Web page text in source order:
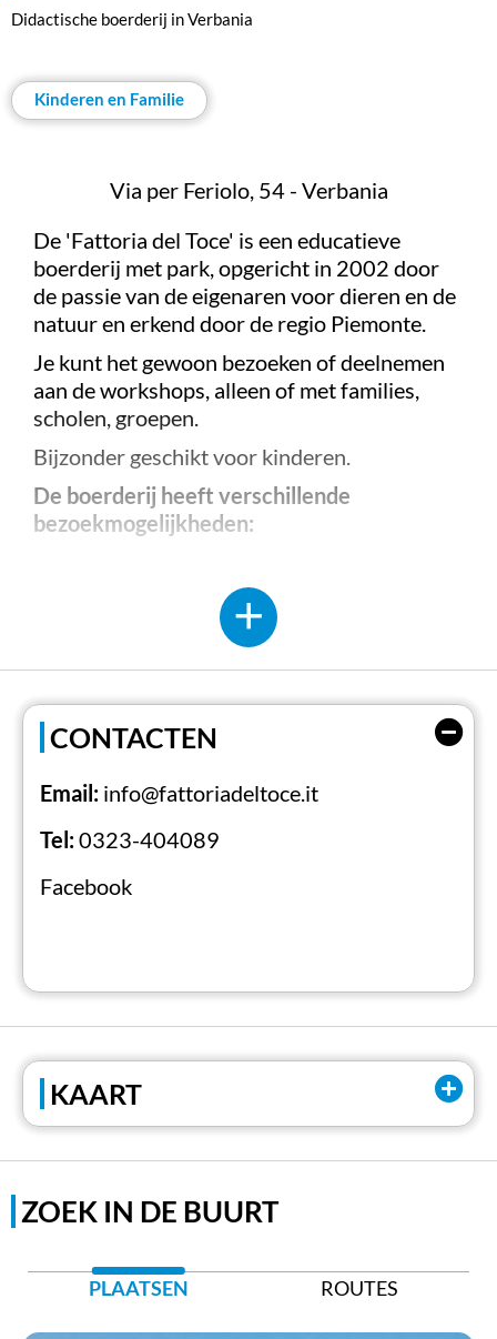
Didactische boerderij in Verbania
Kinderen en Familie
Via per Feriolo, 54 - Verbania
De 'Fattoria del Toce' is een educatieve
boerderij met park, opgericht in 2002 door
de passie van de eigenaren voor dieren en de
natuur en erkend door de regio Piemonte.
Je kunt het gewoon bezoeken of deelnemen
aan de workshops, alleen of met families,
scholen, groepen.
Bijzonder geschikt voor kinderen.
De boerderij heeft verschillende
bezoekmogelijkheden:
data zie specifieke pagina's afhankelijk van de
Groepen en schoolgroepen op afspraak.
OFFICIËLE WEBSITE
CONTACTEN
Email: info@fattoriadeltoce.it
Tel:0323-404089
Facebook
KAART
ZOEK IN DE BUURT
PLAATSEN ROUTES